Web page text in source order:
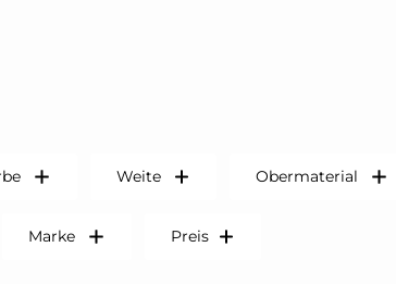
Weite Obermaterial
Marke Preis